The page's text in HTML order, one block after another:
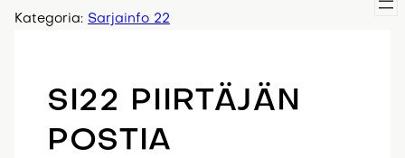
Kategoria: Sarjainfo 22
SI22 PIIRTÄJÄN
POSTIA